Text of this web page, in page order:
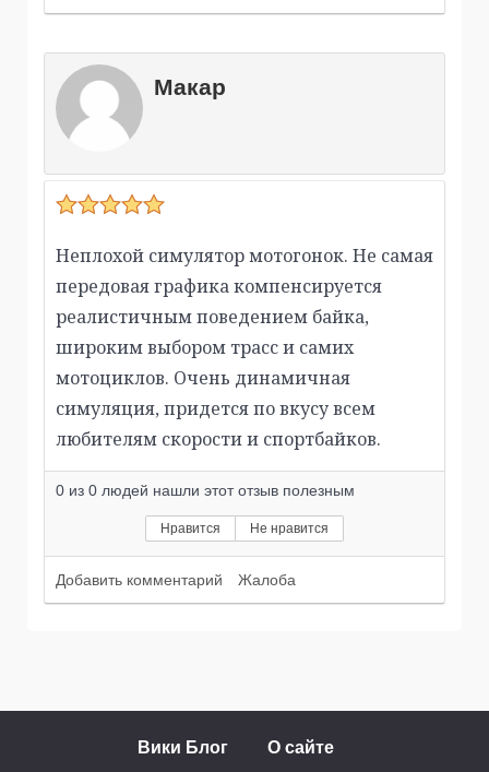
Макар
Неплохой симулятор мотогонок. Не самая
передовая графика компенсируется
реалистичным поведением байка,
широким выбором трасс и самих
мотоциклов. Очень динамичная
симуляция, придется по вкусу всем
любителям скорости и спортбайков.
0 из 0 людей нашли этот отзыв полезным
Нравится Не нравится
Добавить комментарий Жалоба
Вики Блог О сайте